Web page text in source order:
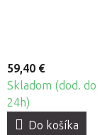
59,40 €
Skladom (dod. do
24h)
Do košíka